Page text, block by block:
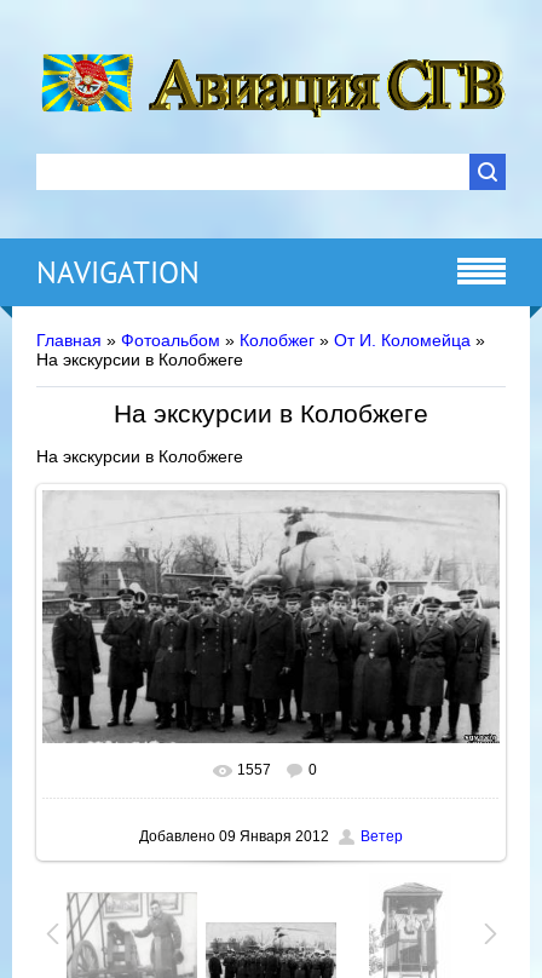
NAVIGATION
Главная » Фотоальбом » Колобжег » От И. Коломейца »
На экскурсии в Колобжеге
На экскурсии в Колобжеге
На экскурсии в Колобжеге
В реальном размере 725x402
1557 0
Добавлено 09 Января 2012 Ветер